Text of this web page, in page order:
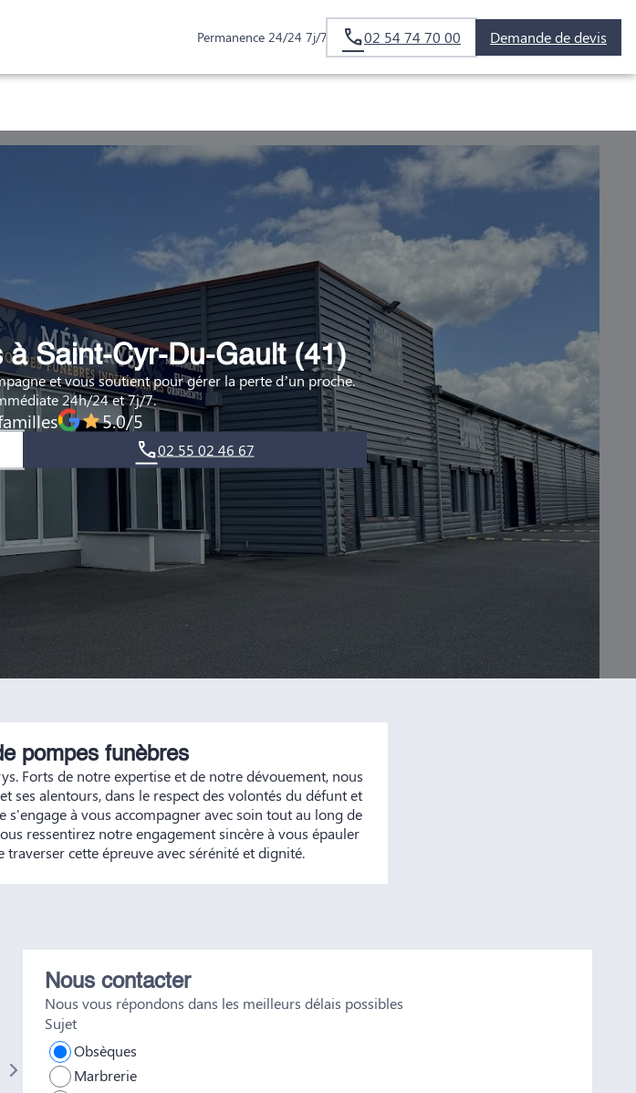
Permanence 24/24 7j/7 02 54 74 70 00 Demande de devis
à Saint-Cyr-Du-Gault (41)
et vous soutient pour gérer la perte d’un proche.
24h/24 et 7j/7.
5.0/5
02 55 02 46 67
pompes funèbres
Forts de notre expertise et de notre dévouement, nous
ses alentours, dans le respect des volontés du défunt et
à vous accompagner avec soin tout au long de
ressentirez notre engagement sincère à vous épauler
cette épreuve avec sérénité et dignité.
Not No
Très bien était accueillie , très bon conseil Je vous remercie pour tout
Nous contacter
Nous vous répondons dans les meilleurs délais possibles
Sujet
Obsèques
Marbrerie